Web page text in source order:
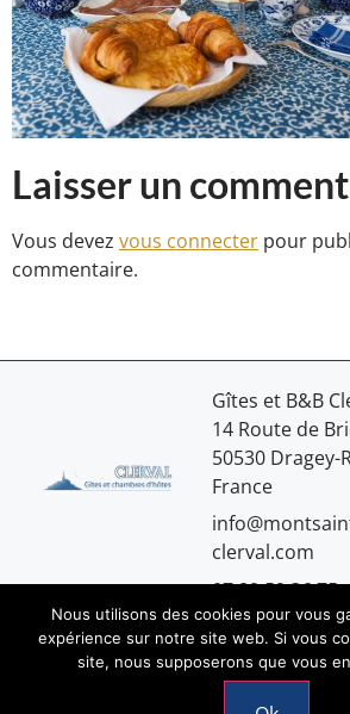
Laisser un
Vous devez vous connecter pour
commentaire.
Gîtes et B&B
14 Route de
50530 Dragey-
France
clerval.com
07.89.59.36.75
Nous utilisons des cookies pour vous
expérience sur notre site web. Si vous
site, nous supposerons que vous